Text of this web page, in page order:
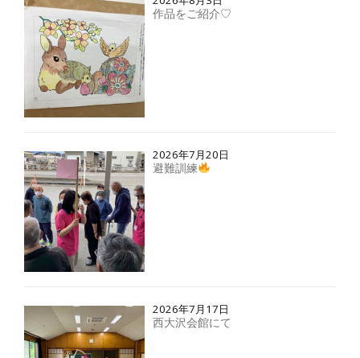
作品をご紹介♡
2026年7月20日
避難訓練
2026年7月17日
西大沢会館にて